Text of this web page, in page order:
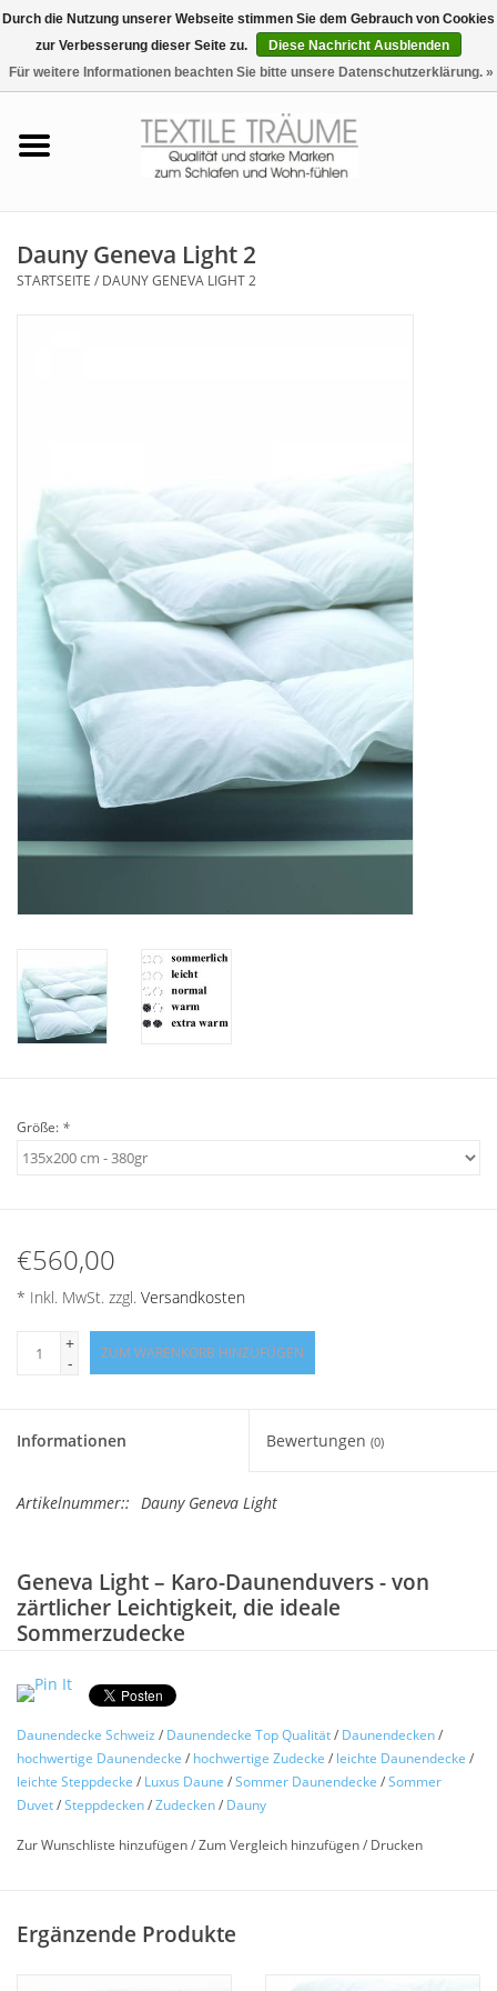
0 Artikel - €0,00
Plaids, Decken, Kissen
Mode & Accessoires
Edles aus Cashmere
Tisch & Küche
Kinder
Geschenkideen und
Angebote
Geprüfter Webshop
Vertrag widerrufen
Blog-Aktuelles
Marken
Dauny Geneva Light 2
STARTSEITE / DAUNY GENEVA LIGHT 2
Größe: *
€560,00
* Inkl. MwSt. zzgl. Versandkosten
+
-
ZUM WARENKORB HINZUFÜGEN
Informationen Bewertungen (0)
Artikelnummer:: Dauny Geneva Light
Geneva Light – Karo-Daunenduvers - von
zärtlicher Leichtigkeit, die ideale
Sommerzudecke
Durchgesteppt - extra leicht und doch kuschelig.
Durchgesteppte Karos verhindern ein Verrutschen des
Inhaltes.
Die gesteppten Karo-Duvets vermitteln mit ihrer
zärtlichenLeichtigkeit Schlafgenuss vom Feinsten. In den
Stoff auf Stoff gesteppten Karos kann die Füllung nicht
sonders hochwertigen Daunen - spürbar sanft und
zärtlich.
Daunendecke Schweiz / Daunendecke Top Qualität/ Daunendecken/
hochwertige Daunendecke / hochwertige Zudecke / leichte Daunendecke /
leichte Steppdecke / Luxus Daune /Sommer Daunendecke /Sommer
Duvet/Steppdecken/Zudecken/ Dauny
Zur Wunschliste hinzufügen/Zum Vergleich hinzufügen/ Drucken
Ergänzende Produkte
Durch die Nutzung unserer Webseite stimmen Sie dem Gebrauch von Cookies
zur Verbesserung dieser Seite zu.
Diese Nachricht Ausblenden
Für weitere Informationen beachten Sie bitte unsere Datenschutzerklärung. »